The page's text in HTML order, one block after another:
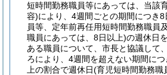
短時間勤務職員等にあっては、当該
容)により、4週間ごとの期間につき8
員等、定年前再任用短時間勤務職員
職員にあっては、8日以上)の週休日
ある職員について、市長と協議して
ろにより、4週間を超えない期間に
上の割合で週休日(育児短時間勤務職